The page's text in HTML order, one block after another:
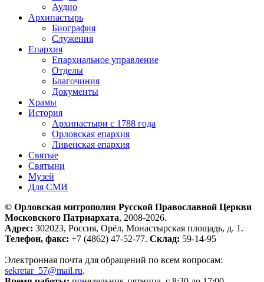
Аудио
Архипастырь
Биография
Служения
Епархия
Епархиальное управление
Отделы
Благочиния
Документы
Храмы
История
Архипастыри с 1788 года
Орловская епархия
Ливенская епархия
Святые
Святыни
Музей
Для СМИ
© Орловская митрополия Русской Православной Церкви
Московского Патриархата, 2008-2026.
Адрес: 302023, Россия, Орёл, Монастырская площадь, д. 1.
Телефон, факс: +7 (4862) 47-52-77. Склад: 59-14-95
Электронная почта для обращений по всем вопросам:
sekretar_57@mail.ru.